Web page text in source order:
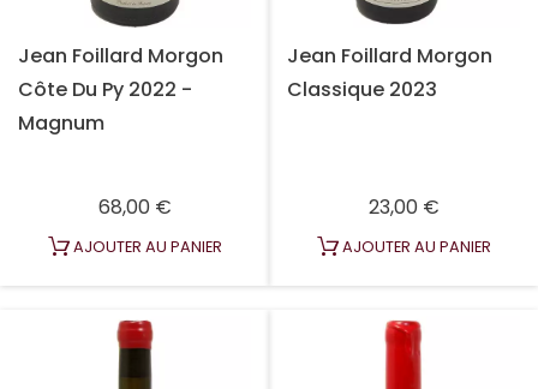
Jean Foillard Morgon
Côte Du Py 2022 -
Magnum
68,00 €Prix
AJOUTER AU PANIER
Jean Foillard Morgon
Classique 2023
23,00 €Prix
AJOUTER AU PANIER